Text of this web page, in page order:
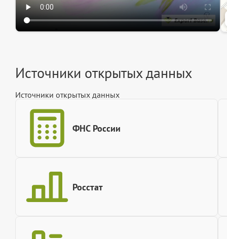
Источники открытых данных
Источники открытых данных
ФНС России
Росстат